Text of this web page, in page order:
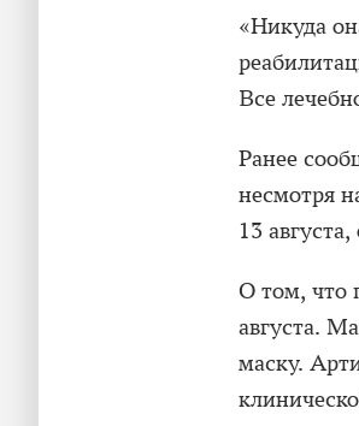
«Никуда
Все
Ранее
несмотря
13
О том, что
августа.
маску.